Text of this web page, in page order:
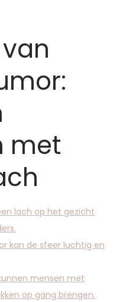
met
lach op het gezicht
kan de sfeer luchtig en
mensen met
op gang brengen.